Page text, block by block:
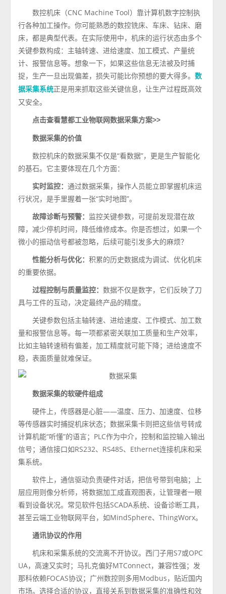
数控机床（CNC Machine Tool）靠计算机数字控制执
行各种加工操作。你可能熟悉的数控铣床、车床、钻床、磨
床，都是典型代表。在实际使用中，机床的运行状态由多个
关键参数构成：主轴转速、进给速度、加工模式、产量统
计、报警信息等。想象一下，如果这些信息无法被及时捕
捉，生产一旦出现偏差，损失可能比你预想的要大得多。数
据采集系统正是用来抓取这些关键信息，让生产过程既高效
又安全。
点击查看慧都工业物联网数据采集方案>>
数据采集的价值
数控机床的数据采集不仅是“看数据”，更是生产智能化
的基石。它主要体现在几个方面：
实时监控：通过数据采集，操作人员能立即掌握机床运
行状况，是手里握着一张“实时地图”。
故障诊断与预警： 监控关键参数，可提前发现潜在故
障，减少停机时间，降低维修成本。你是否想过，如果一个
微小的振动信号都被忽略，后续可能引发多大的麻烦？
性能分析与优化：积累的历史数据成为调试、优化机床
的重要依据。
过程控制与质量监控：数据不仅是数字，它们反映了刀
具与工件的互动，决定最终产品的精度。
关键参数包括主轴转速、进给速度、工作模式、加工数
量和报警信息等。每一项都紧密关联加工质量和生产效率，
比如主轴转速稍有偏差，加工精度就可能下降；进给速度不
稳，表面质量就难保证。
数据采集的软硬件组成
硬件上，传感器是心脏——温度、压力、加速度、位移
等传感器实时捕捉机床状态；数据采集卡则把这些信号转成
计算机能“听懂”的语言；PLC作为中介，控制和监控输入输出
信号；通信接口如RS232、RS485、Ethernet连接机床和采
集系统。
软件上，通信驱动负责硬件对话，把信号带到电脑；上
层应用则像分析师，将数据加工成直观图表，让管理者一眼
看到设备状况。常见软件包括SCADA系统、设备诊断工具，
甚至云端工业物联网平台，如MindSphere、ThingWorx。
通讯协议的作用
机床和采集系统的交流离不开协议。西门子用S7或OPC
UA，高速又实时；马扎克偏好MTConnect，兼容性强；发
那科依赖FOCAS协议；广州数控则多用Modbus，贴近国内
市场。选择合适的协议，直接关系到数据采集的准确性和效